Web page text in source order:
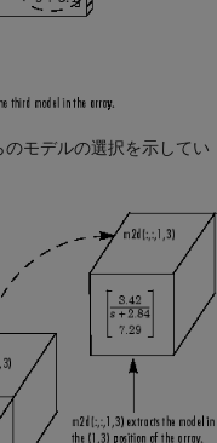
のモデルの選択を示してい